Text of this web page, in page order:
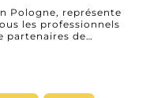
Pologne, représente
les professionnels
partenaires de
composée de
& Bella répond
qui ciblent une